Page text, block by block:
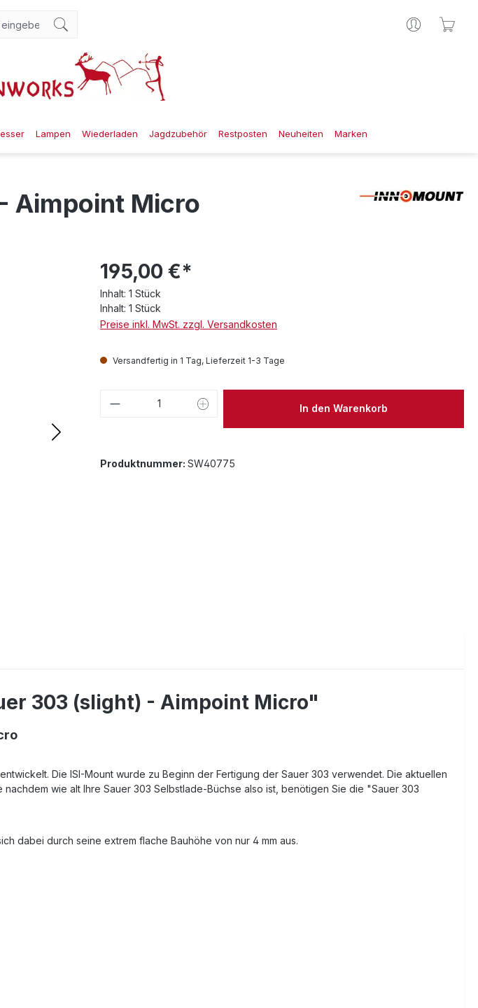
Lampen Wiederladen Jagdzubehör Restposten Neuheiten Marken
Aimpoint Micro
195,00 €*
Inhalt: 1 Stück
Inhalt: 1 Stück
Preise inkl. MwSt. zzgl. Versandkosten
Versandfertig in 1 Tag, Lieferzeit 1-3 Tage
Produkt Anzahl: Gib den gewünschten Wert
In den Warenkorb
Produktnummer: SW40775
303 (slight) - Aimpoint Micro"
Die ISI-Mount wurde zu Beginn der Fertigung der Sauer 303 verwendet. Die aktuellen
wie alt Ihre Sauer 303 Selbstlade-Büchse also ist, benötigen Sie die "Sauer 303
dabei durch seine extrem flache Bauhöhe von nur 4 mm aus.